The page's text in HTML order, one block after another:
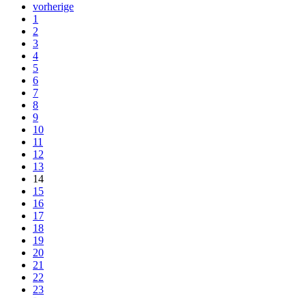
vorherige
1
2
3
4
5
6
7
8
9
10
11
12
13
14
15
16
17
18
19
20
21
22
23